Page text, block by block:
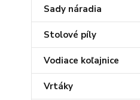
Sady náradia
Stolové píly
Vodiace koľajnice
Vrtáky